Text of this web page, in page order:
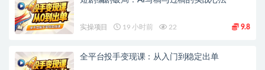
实操项目 19 小时前 22 9.8
全平台投手变现课：从入门到稳定出单